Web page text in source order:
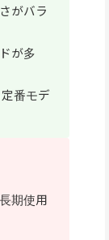
がバラ
が多
番モデ
期使用